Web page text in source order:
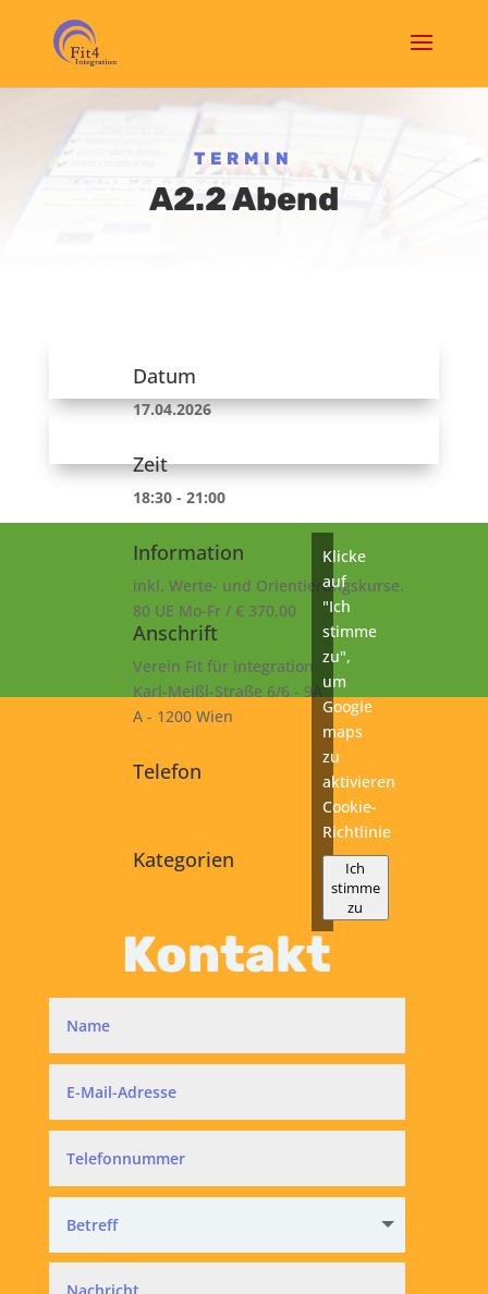
TERMIN
A2.2 Abend
Datum
17.04.2026
Zeit
18:30 - 21:00
Information
inkl. Werte- und Orientierungskurse.
80 UE Mo-Fr / € 370,00
Anschrift
Verein Fit für Integration
Karl-Meißl-Straße 6/6 - 9A
A - 1200 Wien
Telefon
Kategorien
Klicke
auf
"Ich
stimme
zu",
um
Google
maps
zu
aktivieren
Cookie-
Richtlinie
Ich
stimme
zu
Kontakt